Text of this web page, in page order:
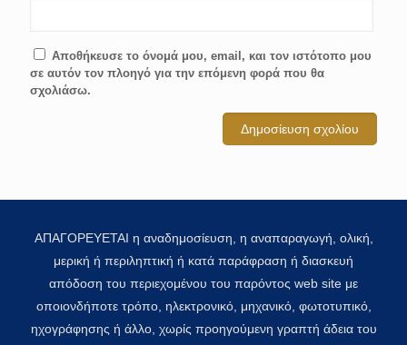
Αποθήκευσε το όνομά μου, email, και τον ιστότοπο μου
σε αυτόν τον πλοηγό για την επόμενη φορά που θα
σχολιάσω.
ΑΠΑΓΟΡΕΥΕΤΑΙ η αναδημοσίευση, η αναπαραγωγή, ολική,
μερική ή περιληπτική ή κατά παράφραση ή διασκευή
απόδοση του περιεχομένου του παρόντος web site με
οποιονδήποτε τρόπο, ηλεκτρονικό, μηχανικό, φωτοτυπικό,
ηχογράφησης ή άλλο, χωρίς προηγούμενη γραπτή άδεια του